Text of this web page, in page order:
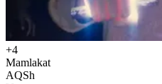
+4
Mamlakat
AQSh